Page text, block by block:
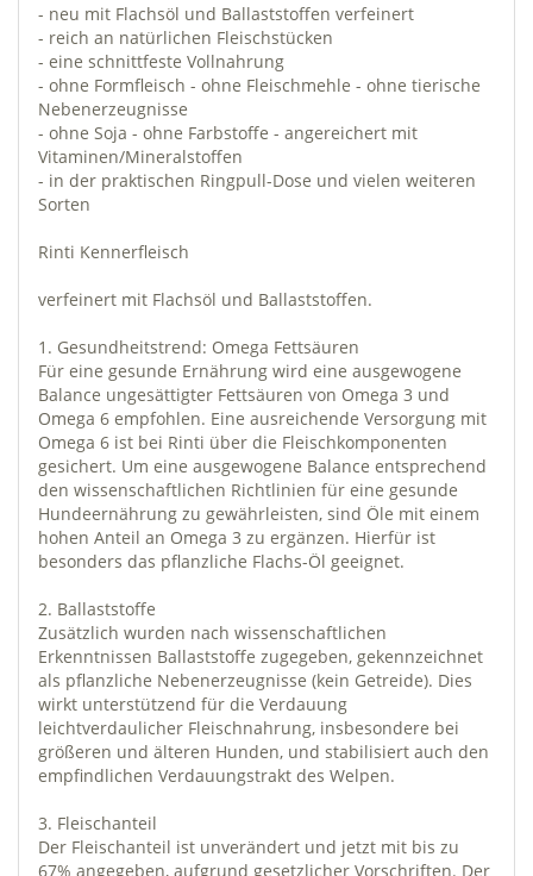
- neu mit Flachsöl und Ballaststoffen verfeinert
- reich an natürlichen Fleischstücken
- eine schnittfeste Vollnahrung
- ohne Formfleisch - ohne Fleischmehle - ohne tierische
Nebenerzeugnisse
- ohne Soja - ohne Farbstoffe - angereichert mit
Vitaminen/Mineralstoffen
- in der praktischen Ringpull-Dose und vielen weiteren
Sorten
Rinti Kennerfleisch
verfeinert mit Flachsöl und Ballaststoffen.
1. Gesundheitstrend: Omega Fettsäuren
Für eine gesunde Ernährung wird eine ausgewogene
Balance ungesättigter Fettsäuren von Omega 3 und
Omega 6 empfohlen. Eine ausreichende Versorgung mit
Omega 6 ist bei Rinti über die Fleischkomponenten
gesichert. Um eine ausgewogene Balance entsprechend
den wissenschaftlichen Richtlinien für eine gesunde
Hundeernährung zu gewährleisten, sind Öle mit einem
hohen Anteil an Omega 3 zu ergänzen. Hierfür ist
besonders das pflanzliche Flachs-Öl geeignet.
2. Ballaststoffe
Zusätzlich wurden nach wissenschaftlichen
Erkenntnissen Ballaststoffe zugegeben, gekennzeichnet
als pflanzliche Nebenerzeugnisse (kein Getreide). Dies
wirkt unterstützend für die Verdauung
leichtverdaulicher Fleischnahrung, insbesondere bei
größeren und älteren Hunden, und stabilisiert auch den
empfindlichen Verdauungstrakt des Welpen.
3. Fleischanteil
Der Fleischanteil ist unverändert und jetzt mit bis zu
67% angegeben, aufgrund gesetzlicher Vorschriften. Der